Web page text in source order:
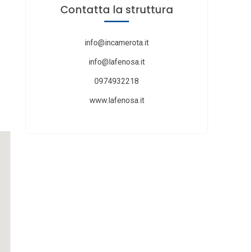
Contatta la struttura
info@incamerota.it
info@lafenosa.it
0974932218
www.lafenosa.it